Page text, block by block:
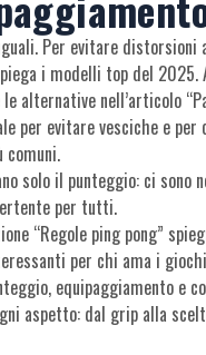
Per evitare
i modelli top del
alternative nell’articolo
per evitare vesciche e
solo il punteggio: ci
per tutti.
“Regole ping pong”
per chi ama i
equipaggiamento
aspetto: dal grip alla